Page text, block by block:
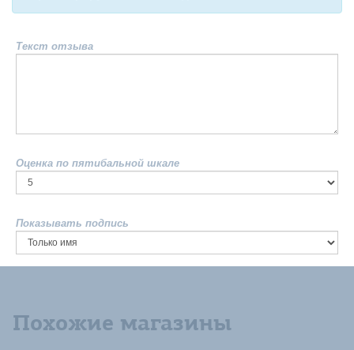
Текст отзыва
Оценка по пятибальной шкале
Показывать подпись
Похожие магазины